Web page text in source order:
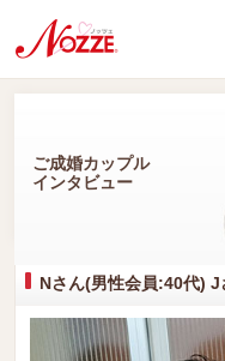
ご成婚カップル
インタビュー
Nさん(男性会員:40代)